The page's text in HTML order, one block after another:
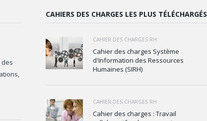
CAHIERS DES CHARGES LES PLUS TÉLÉCHARGÉS
CAHIER DES CHARGES RH
Cahier des charges Système
d'Information des Ressources
Humaines (SIRH)
CAHIER DES CHARGES RH
Cahier des charges : Travail